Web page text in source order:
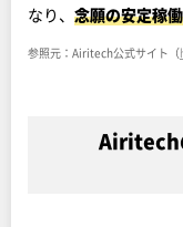
なり、 念願の安定稼
参照元：Airitech公式サイト（
Airitech